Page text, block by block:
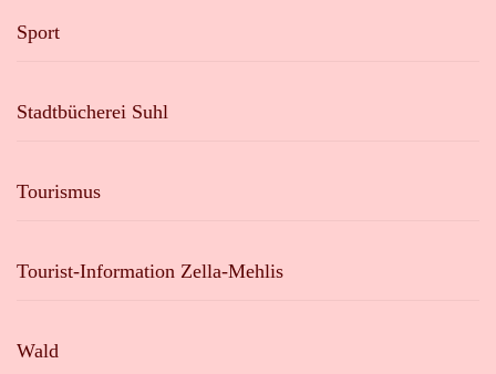
Sport
Stadtbücherei Suhl
Tourismus
Tourist-Information Zella-Mehlis
Wald